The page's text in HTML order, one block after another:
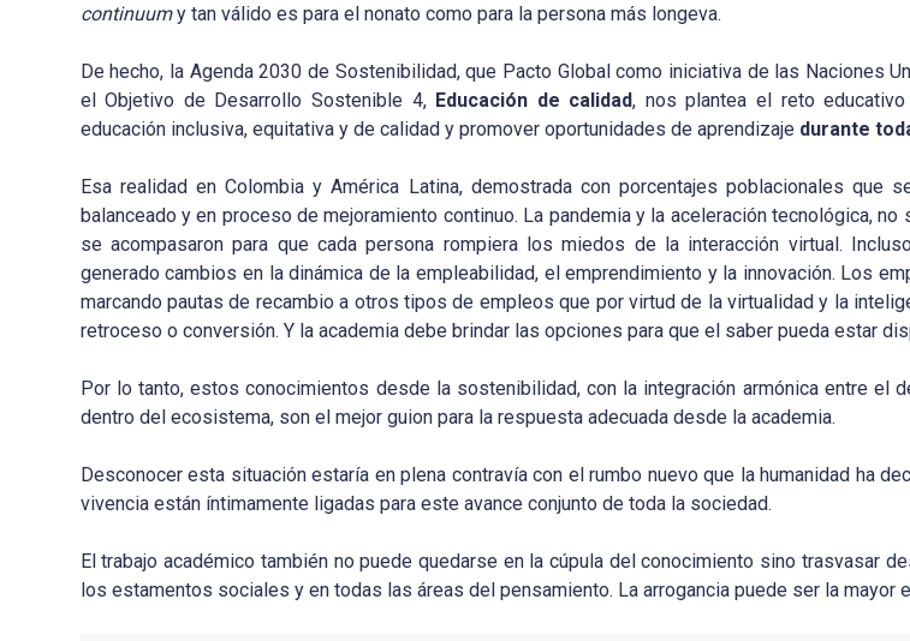
continuumy tan válido es para el nonato como para la persona más longeva.
De hecho, la Agenda 2030 de Sostenibilidad, que Pacto Global como iniciativa de las Naciones
el Objetivo de Desarrollo Sostenible 4, Educación de calidad, nos plantea el reto educativo
educación inclusiva, equitativa y de calidad y promover oportunidades de aprendizaje durante
Esa realidad en Colombia y América Latina, demostrada con porcentajes poblacionales que
balanceado y en proceso de mejoramiento continuo. La pandemia y la aceleración tecnológica, no
se acompasaron para que cada persona rompiera los miedos de la interacción virtual.
generado cambios en la dinámica de la empleabilidad, el emprendimiento y la innovación. Los
marcando pautas de recambio a otros tipos de empleos que por virtud de la virtualidad y la
retroceso o conversión. Y la academia debe brindar las opciones para que el saber pueda estar
Por lo tanto, estos conocimientos desde la sostenibilidad, con la integración armónica entre el
dentro del ecosistema, son el mejor guion para la respuesta adecuada desde la academia.
Desconocer esta situación estaría en plena contravía con el rumbo nuevo que la humanidad ha
vivencia están íntimamente ligadas para este avance conjunto de toda la sociedad.
El trabajo académico también no puede quedarse en la cúpula del conocimiento sino trasvasar
los estamentos sociales y en todas las áreas del pensamiento. La arrogancia puede ser la mayor